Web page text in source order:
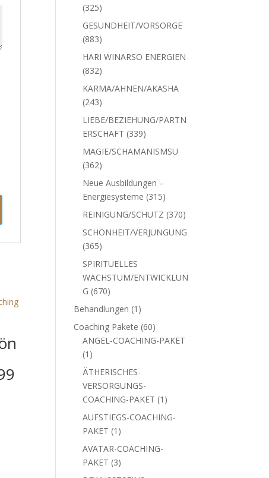
325325
Produkte
GESUNDHEIT/VORSORGE
883883
Produkte
HARI WINARSO ENERGIEN
832832
Produkte
KARMA/AHNEN/AKASHA
243243
Produkte
LIEBE/BEZIEHUNG/PARTN
ERSCHAFT 339339
Produkte
MAGIE/SCHAMANISMSU
362362
Produkte
Neue Ausbildungen –
Energiesysteme 315315
Produkte
REINIGUNG/SCHUTZ 370370
Produkte
SCHÖNHEIT/VERJÜNGUNG
365365
Produkte
SPIRITUELLES
WACHSTUM/ENTWICKLU
NG 670670
Produkte
Behandlungen 11
Produkt
Coaching Pakete 6060
Produkte
ANGEL-COACHING-PAKET
11
Produkt
ÄTHERISCHES-
VERSORGUNGS-
COACHING-PAKET 11
Produkt
AUFSTIEGS-COACHING-
PAKET 11
Produkt
AVATAR-COACHING-
PAKET 33
Produkte